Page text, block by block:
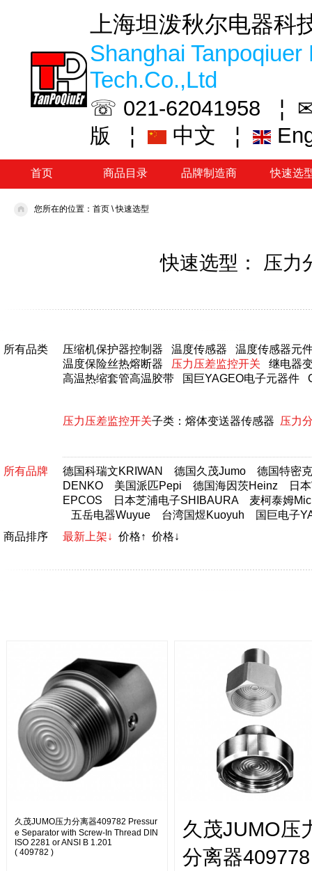
上海坦泼秋尔电器科
Shanghai
Tech.Co.,Ltd
☏ 021-62041958 ¦
版
¦ 中文 ¦
首页 商品目录 品牌制造商 快速选
您所在的位置： 首页 \快速选型
快速选型： 压力
所有品类 压缩机保护器控制器 温度传感器
温度传感器元
温度保险丝热熔断器
压力压差监控开关
继电器
高温热缩套管高温胶带
国巨YAGEO电子元器件
压力压差监控开关子类： 熔体变送器传感器 压力
所有品牌 德国科瑞文KRIWAN 德国久茂Jumo
德国特密
DENKO
美国派匹Pepi 德国海因茨Heinz
日
EPCOS
日本芝浦电子SHIBAURA
麦柯泰姆
五岳电器Wuyue
台湾国煜Kuoyuh
国巨电子
商品排序
最新上架↓ 价格↑ 价格↓
久茂JUMO压力分离器409782 Pressur
e Separator with Screw-In Thread DIN
ISO 2281 or ANSI B 1.201
( 409782 )
久茂JUMO压
分离器409778